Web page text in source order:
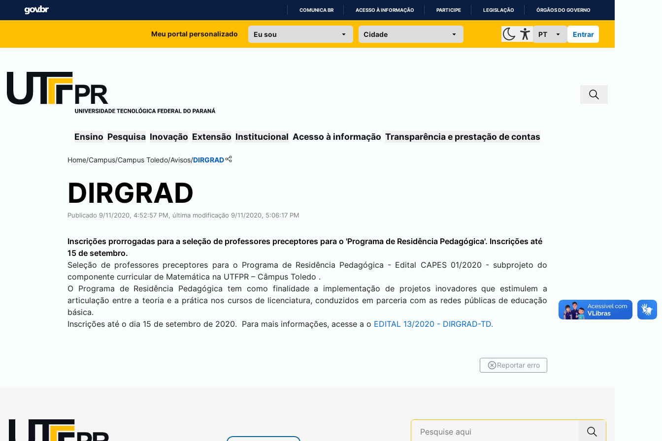
IR
COMUNICA BR ACESSO À INFORMAÇÃO PARTICIPE LEGISLAÇÃO ÓRGÃOS DO GOVERNO
Meu portal personalizado Entrar
Ensino Pesquisa Inovação Extensão Institucional Acesso à informação Transparência e prestação de contas
Home/Campus/Campus Toledo/Avisos/DIRGRAD
DIRGRAD
Publicado 9/11/2020, 4:52:57 PM, última modificação 9/11/2020, 5:06:17 PM
Inscrições prorrogadas para a seleção de professores preceptores para o 'Programa de Residência Pedagógica'. Inscrições até
15 de setembro.
Seleção de professores preceptores para o Programa de Residência Pedagógica - Edital CAPES 01/2020 - subprojeto do
componente curricular de Matemática na UTFPR – Câmpus Toledo .
O Programa de Residência Pedagógica tem como finalidade a implementação de projetos inovadores que estimulem a
articulação entre a teoria e a prática nos cursos de licenciatura, conduzidos em parceria com as redes públicas de educação
básica.
Inscrições até o dia 15 de setembro de 2020. Para mais informações, acesse a o EDITAL 13/2020 - DIRGRAD-TD.
Reportar erro